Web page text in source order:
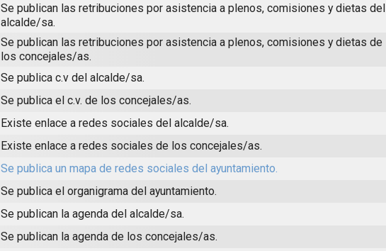
Se publican las retribuciones por asistencia a plenos, comisiones y dietas del
alcalde/sa.
Se publican las retribuciones por asistencia a plenos, comisiones y dietas de
los concejales/as.
Se publica c.v del alcalde/sa.
Se publica el c.v. de los concejales/as.
Existe enlace a redes sociales del alcalde/sa.
Existe enlace a redes sociales de los concejales/as.
Se publica un mapa de redes sociales del ayuntamiento.
Se publica el organigrama del ayuntamiento.
Se publican la agenda del alcalde/sa.
Se publican la agenda de los concejales/as.